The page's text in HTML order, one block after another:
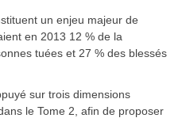
un enjeu majeur de
en 2013 12 % de la
tuées et 27 % des blessés
sur trois dimensions
le Tome 2, afin de proposer